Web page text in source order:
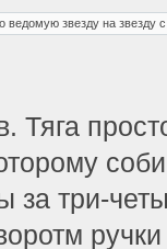
ведомую звезду на звезду
Тяга
за три-